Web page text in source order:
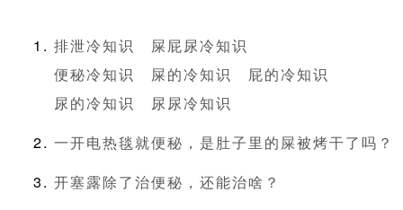
排泄冷知识
屎屁尿冷知识
便秘冷知识
屎的冷知识
屁的冷知识
尿的冷知识
尿尿冷知识
一开电热毯就便秘，是肚子里的屎被烤干了吗？
开塞露除了治便秘，还能治啥？